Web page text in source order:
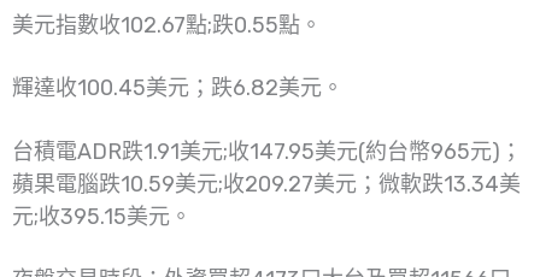
美元指數收102.67點;跌0.55點。
輝達收100.45美元；跌6.82美元。
台積電ADR跌1.91美元;收147.95美元(約台幣965元)；
蘋果電腦跌10.59美元;收209.27美元；微軟跌13.34美
元;收395.15美元。